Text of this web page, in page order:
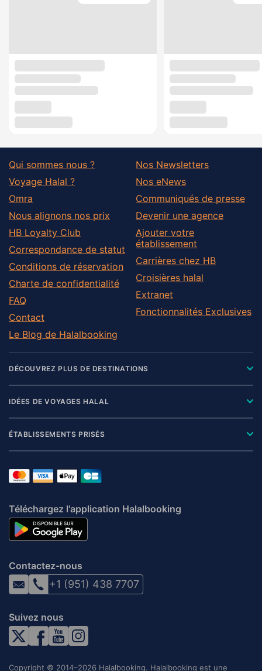
Qui sommes nous ?
Voyage Halal ?
Omra
Nous alignons nos prix
HB Loyalty Club
Correspondance de statut
Conditions de réservation
Charte de confidentialité
FAQ
Contact
Le Blog de Halalbooking
Nos Newsletters
Nos eNews
Communiqués de presse
Devenir une agence
Ajouter votre
établissement
Carrières chez HB
Croisières halal
Extranet
Fonctionnalités Exclusives
DÉCOUVREZ PLUS DE DESTINATIONS
IDÉES DE VOYAGES HALAL
ÉTABLISSEMENTS PRISÉS
Téléchargez l'application Halalbooking
Contactez-nous
+1 (951) 438 7707
Suivez nous
Copyright © 2014–2026 Halalbooking. Halalbooking est une